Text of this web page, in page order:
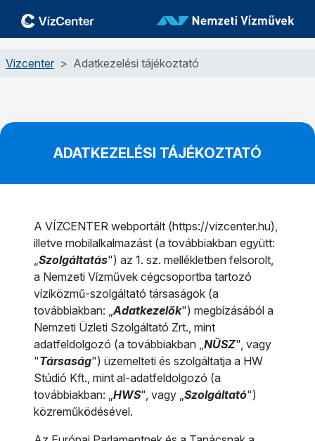
Ugrás a tartalomhoz
Vizcenter Adatkezelési tájékoztató
ADATKEZELÉSI TÁJÉKOZTATÓ
A VÍZCENTER webportált (https://vizcenter.hu),
illetve mobilalkalmazást (a továbbiakban együtt:
„Szolgáltatás") az 1. sz. mellékletben felsorolt,
a Nemzeti Vízművek cégcsoportba tartozó
víziközmű-szolgáltató társaságok (a
továbbiakban: „Adatkezelők") megbízásából a
Nemzeti Üzleti Szolgáltató Zrt., mint
adatfeldolgozó (a továbbiakban „NÜSZ", vagy
"Társaság") üzemelteti és szolgáltatja a HW
Stúdió Kft., mint al-adatfeldolgozó (a
továbbiakban: „HWS", vagy „Szolgáltató")
közreműködésével.